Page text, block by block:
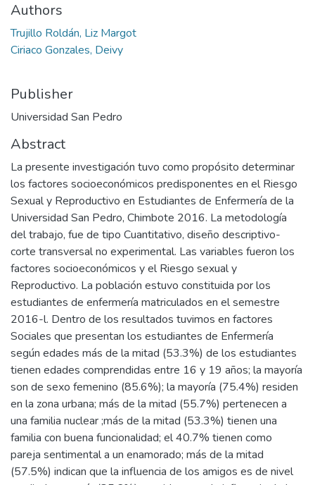
Authors
Trujillo Roldán, Liz Margot
Ciriaco Gonzales, Deivy
Publisher
Universidad San Pedro
Abstract
La presente investigación tuvo como propósito determinar
los factores socioeconómicos predisponentes en el Riesgo
Sexual y Reproductivo en Estudiantes de Enfermería de la
Universidad San Pedro, Chimbote 2016. La metodología
del trabajo, fue de tipo Cuantitativo, diseño descriptivo-
corte transversal no experimental. Las variables fueron los
factores socioeconómicos y el Riesgo sexual y
Reproductivo. La población estuvo constituida por los
estudiantes de enfermería matriculados en el semestre
2016-l. Dentro de los resultados tuvimos en factores
Sociales que presentan los estudiantes de Enfermería
según edades más de la mitad (53.3%) de los estudiantes
tienen edades comprendidas entre 16 y 19 años; la mayoría
son de sexo femenino (85.6%); la mayoría (75.4%) residen
en la zona urbana; más de la mitad (55.7%) pertenecen a
una familia nuclear ;más de la mitad (53.3%) tienen una
familia con buena funcionalidad; el 40.7% tienen como
pareja sentimental a un enamorado; más de la mitad
(57.5%) indican que la influencia de los amigos es de nivel